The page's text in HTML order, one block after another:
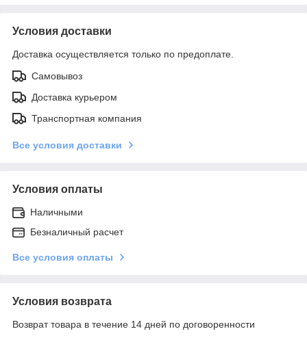
Условия доставки
Доставка осуществляется только по предоплате.
Самовывоз
Доставка курьером
Транспортная компания
Все условия доставки
Условия оплаты
Наличными
Безналичный расчет
Все условия оплаты
Условия возврата
Возврат товара в течение 14 дней по договоренности